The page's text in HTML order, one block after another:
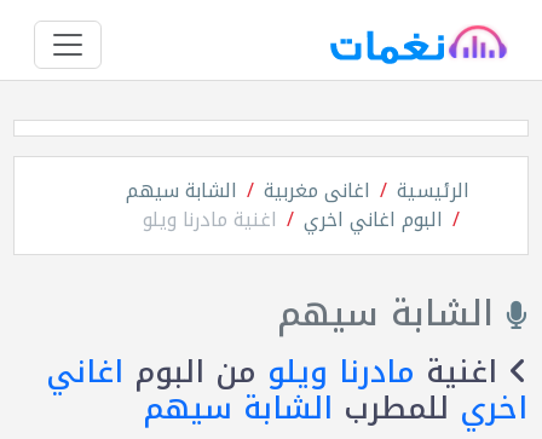
الرئيسية اغانى مغربية الشابة سيهم
البوم اغاني اخري اغنية مادرنا ويلو
الشابة سيهم
اغنية مادرنا ويلو من البوم اغاني
اخري للمطرب الشابة سيهم